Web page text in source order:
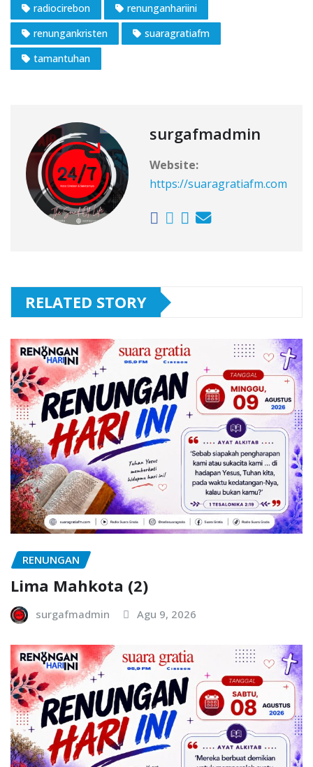
radiocirebon
renunganhariini
renungankristen
suaragratiafm
tamantuhan
surgafmadmin
Website:
https://suaragratiafm.com
RELATED STORY
RENUNGAN
Lima Mahkota (2)
surgafmadmin Agu 9, 2026